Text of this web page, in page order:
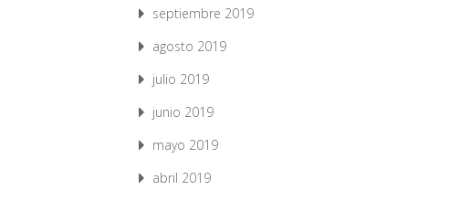
septiembre 2019
agosto 2019
julio 2019
junio 2019
mayo 2019
abril 2019